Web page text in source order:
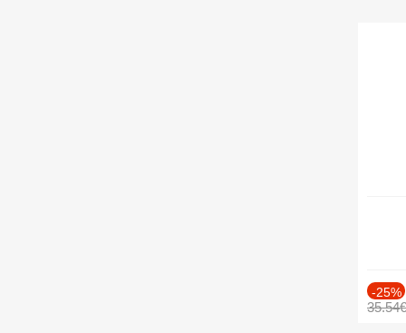
-25%
35.54€